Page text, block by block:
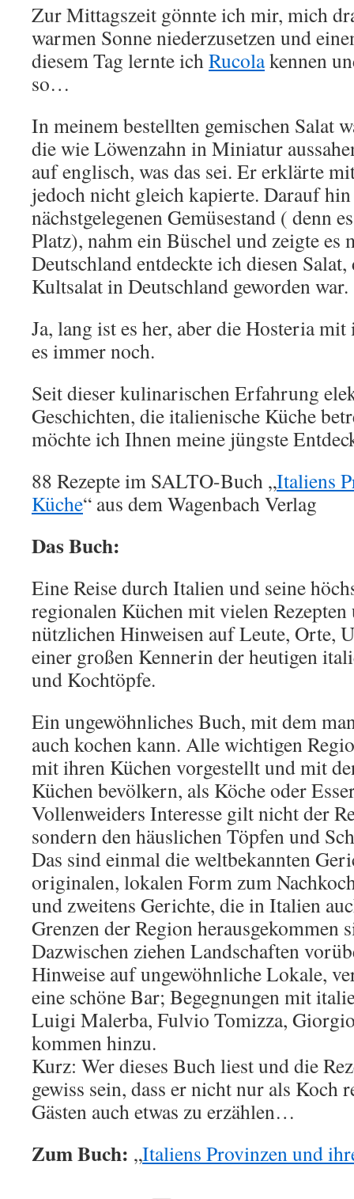
Zur Mittagszeit gönnte ich mir, mich
warmen Sonne niederzusetzen und
diesem Tag lernte ichRucolakennen
so…
In meinem bestellten gemischen Salat
die wie Löwenzahn in Miniatur
auf englisch, was das sei. Er erklärte
jedoch nicht gleich kapierte. Darauf
nächstgelegenen Gemüsestand ( denn
Platz), nahm ein Büschel und zeigte es
Deutschland entdeckte ich diesen
Kultsalat in Deutschland geworden war.
Ja, lang ist es her, aber die Hosteria
es immer noch.
Seit dieser kulinarischen Erfahrung
Geschichten, die italienische Küche
möchte ich Ihnen meine jüngste
88 Rezepte im SALTO-Buch „Italiens
Küche“ aus dem Wagenbach Verlag
DasBuch:
Eine Reise durch Italien und seine
regionalen Küchen mit vielen Rezepten
nützlichen Hinweisen auf Leute, Orte,
einer großen Kennerin der heutigen
und Kochtöpfe.
Ein ungewöhnliches Buch, mit dem
auch kochen kann. Alle wichtigen
mit ihren Küchen vorgestellt und mit
Küchen bevölkern, als Köche oder
Vollenweiders Interesse gilt nicht der
sondern den häuslichen Töpfen und
Das sind einmal die weltbekannten
originalen, lokalen Form zum
und zweitens Gerichte, die in Italien
Grenzen der Region herausgekommen
Dazwischen ziehen Landschaften
Hinweise auf ungewöhnliche Lokale,
eine schöne Bar; Begegnungen mit
Luigi Malerba, Fulvio Tomizza,
kommen hinzu.
Kurz: Wer dieses Buch liest und die
gewiss sein, dass er nicht nur als Koch
Gästen auch etwas zu erzählen…
Zum Buch: „Italiens Provinzen und